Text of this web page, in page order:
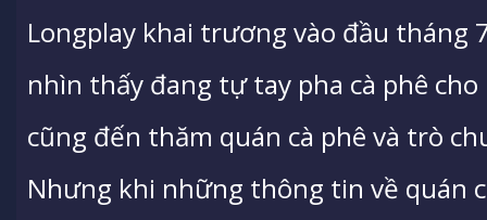
Longplay khai trương vào đầu tháng
nhìn thấy đang tự tay pha cà phê cho
cũng đến thăm quán cà phê và trò
Nhưng khi những thông tin về quán